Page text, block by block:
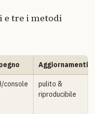
e tre i metodi
Aggiornamenti
console
pulito &
riproducibile